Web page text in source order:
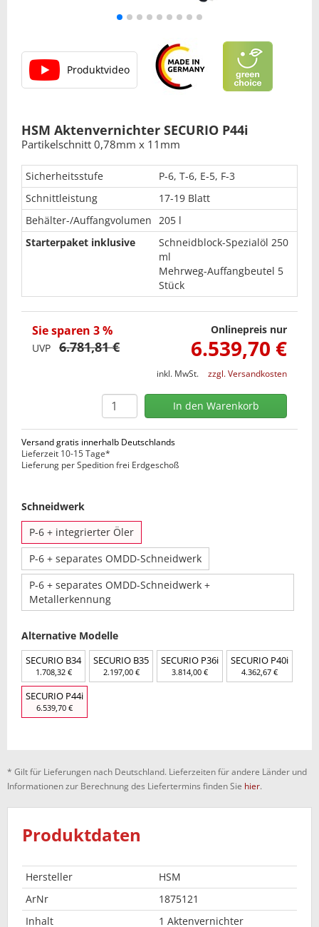
Produktvideo
HSM Aktenvernichter SECURIO P44i
Partikelschnitt 0,78mm x 11mm
Sicherheitsstufe
P-6, T-6, E-5, F-3
Schnittleistung
17-19 Blatt
Behälter-/Auffangvolumen 205 l
Starterpaket inklusive
Schneidblock-Spezialöl 250
ml
Mehrweg-Auffangbeutel 5
Stück
Sie sparen 3 %
UVP 6.781,81 €
Onlinepreis nur
6.539,70 €
inkl. MwSt. zzgl. Versandkosten
Versand gratis innerhalb Deutschlands
Lieferzeit 10-15 Tage*
Lieferung per Spedition frei Erdgeschoß
Schneidwerk
P-6 + integrierter Öler
P-6 + separates OMDD-Schneidwerk
P-6 + separates OMDD-Schneidwerk +
Metallerkennung
Alternative Modelle
SECURIO B34
1.708,32 €
SECURIO B35
2.197,00 €
SECURIO P36i
3.814,00 €
SECURIO P40i
4.362,67 €
SECURIO P44i
6.539,70 €
* Gilt für Lieferungen nach Deutschland. Lieferzeiten für andere Länder und
Informationen zur Berechnung des Liefertermins finden Sie hier.
Produktdaten
Hersteller
HSM
ArNr
1875121
Inhalt
1 Aktenvernichter